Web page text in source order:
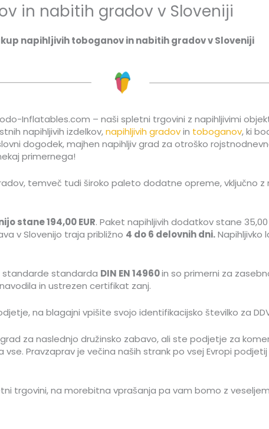
in nabitih gradov v Sloveniji
napihljivih toboganov in nabitih gradov v Sloveniji
Inflatables.com – naši spletni trgovini z napihljivimi
napihljivih izdelkov,napihljivih gradovin toboganov, ki
dogodek, majhen napihljiv grad za otroško
primernega!
temveč tudi široko paleto dodatne opreme, vključno
stane 194,00 EUR. Paket napihljivih dodatkov stane
v Slovenijo traja približno 4 do 6 delovnih dni.Napihljivko
standarde standarda DIN EN 14960in so primerni za
in ustrezen certifikat zanj.
na blagajni vpišite svojo identifikacijsko številko za
za naslednjo družinsko zabavo, ali ste podjetje za
Pravzaprav je večina naših strank po vsej Evropi
trgovini, na morebitna vprašanja pa vam bomo z